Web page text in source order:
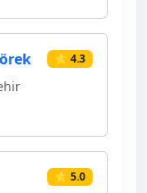
⭐ 4.3
⭐ 5.0